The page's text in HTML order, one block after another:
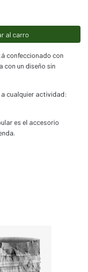
al carro
confeccionado con
un diseño sin
cualquier actividad:
es el accesorio